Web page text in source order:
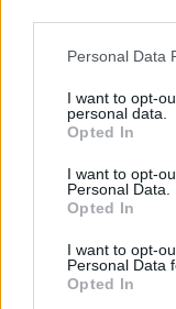
Personal Data
I want to opt-
personal data.
Opted In
I want to opt-
Personal Data.
Opted In
I want to opt-
Personal Data
Opted In
Αγγελίες
5 Αυγούστου 2026
Οι ΜΥΛΟΙ
εσοδείας 2026